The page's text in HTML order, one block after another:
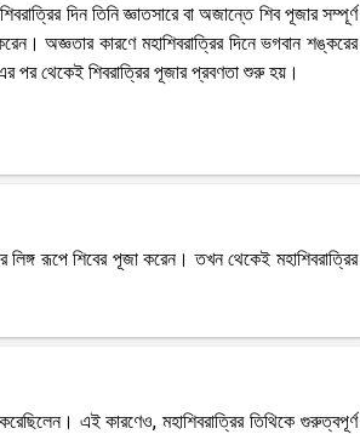
দিন তিনি জ্ঞাতসারে বা অজান্তে শিব পূজার সম্পূর্ণ
অজ্ঞতার কারণে মহাশিবরাত্রির দিনে ভগবান শঙ্করের
পর থেকেই শিবরাত্রির পূজার প্রবণতা শুরু হয়।
লিঙ্গ রূপে শিবের পূজা করেন। তখন থেকেই মহাশিবরাত্রির
এই কারণেও, মহাশিবরাত্রির তিথিকে গুরুত্বপূর্ণ